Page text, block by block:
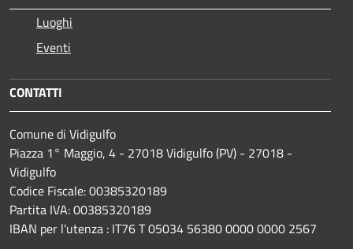
Luoghi
Eventi
CONTATTI
Comune di Vidigulfo
Piazza 1° Maggio, 4 - 27018 Vidigulfo (PV) - 27018 -
Vidigulfo
Codice Fiscale: 00385320189
Partita IVA: 00385320189
IBAN per l'utenza : IT76 T 05034 56380 0000 0000 2567